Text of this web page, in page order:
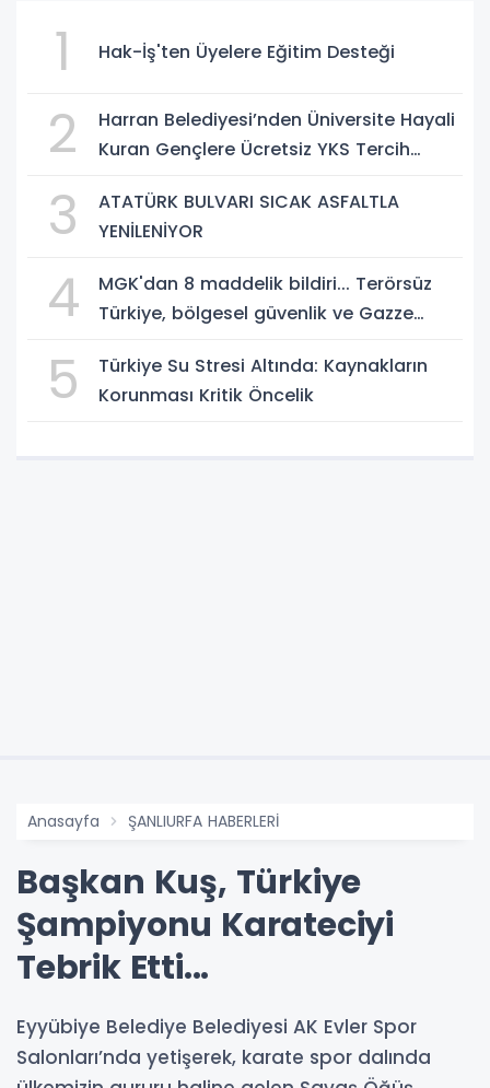
1 Hak-İş'ten Üyelere Eğitim Desteği
2
Harran Belediyesi’nden Üniversite Hayali
Kuran Gençlere Ücretsiz YKS Tercih
3
ATATÜRK BULVARI SICAK ASFALTLA
YENİLENİYOR
4
MGK'dan 8 maddelik bildiri... Terörsüz
Türkiye, bölgesel güvenlik ve Gazze
5
Türkiye Su Stresi Altında: Kaynakların
Korunması Kritik Öncelik
Anasayfa ŞANLIURFA HABERLERİ
Başkan Kuş, Türkiye
Şampiyonu Karateciyi
Tebrik Etti...
Eyyübiye Belediye Belediyesi AK Evler Spor
Salonları’nda yetişerek, karate spor dalında